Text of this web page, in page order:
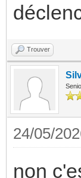
Trouver
24/05/
non